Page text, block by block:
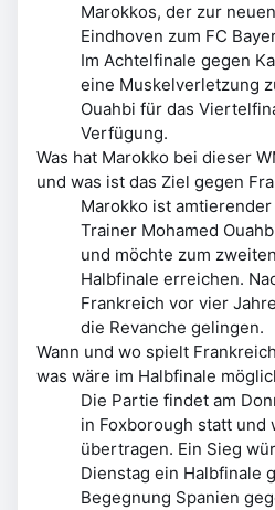
Marokkos, der zur
Eindhoven zum FC
Im Achtelfinale gegen
eine Muskelverletzung
Ouahbi für das
Verfügung.
Was hat Marokko bei dieser
und was ist das Ziel gegen
Marokko ist
Trainer Mohamed
und möchte zum
Halbfinale erreichen.
Frankreich vor vier
die Revanche gelingen.
Wann und wo spielt
was wäre im Halbfinale
Die Partie findet am
in Foxborough statt und
übertragen. Ein Sieg
Dienstag ein Halbfinale
Begegnung Spanien